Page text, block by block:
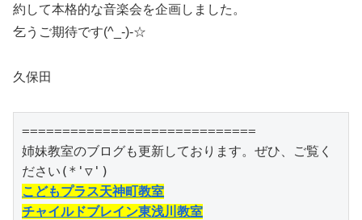
約して本格的な音楽会を企画しました。
乞うご期待です(^_-)-☆
久保田
=============================
姉妹教室のブログも更新しております。ぜひ、ご覧く
こどもプラス天神町教室
チャイルドブレイン東浅川教室